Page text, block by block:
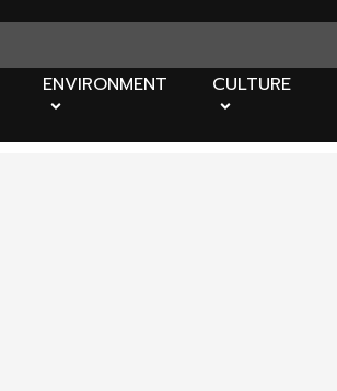
ENVIRONMENT CULTURE